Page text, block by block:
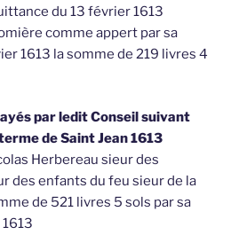
du 13 février 1613
comme appert par sa
1613 la somme de 219 livres 4
par ledit Conseil suivant
de Saint Jean 1613
Herbereau sieur des
des enfants du feu sieur de la
de 521 livres 5 sols par sa